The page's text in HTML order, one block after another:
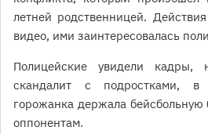
летней родственницей.
видео, ими заинтересовалась
Полицейские увидели
скандалит с подростками,
горожанка держала бейсбольную
оппонентам.